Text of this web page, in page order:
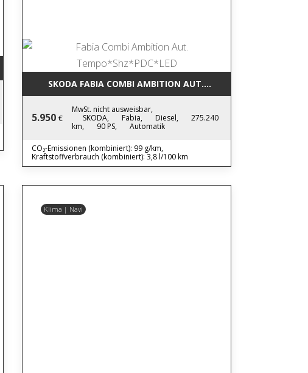
SKODA FABIA COMBI AMBITION AUT. TEMPO*SHZ*PDC*LED
5.950 €
MwSt. nicht ausweisbar,
SKODA,
Fabia, Diesel,
275.240
km,
90 PS, Automatik
CO₂-Emissionen (kombiniert): 99 g/km,
Kraftstoffverbrauch (kombiniert): 3,8 l/100 km
Klima | Navi